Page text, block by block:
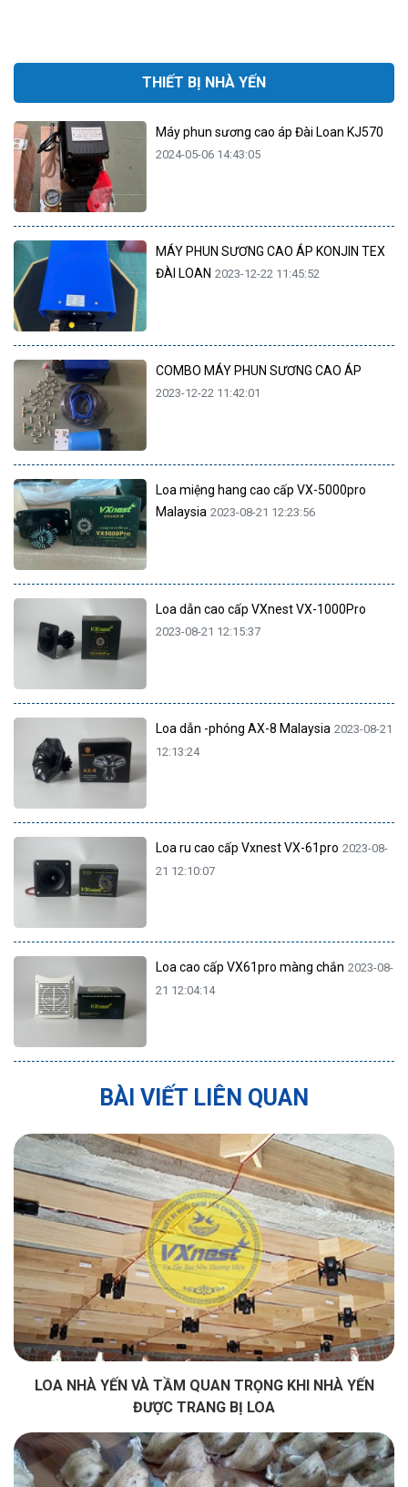
THIẾT BỊ NHÀ YẾN
Máy phun sương cao áp Đài Loan KJ570
2024-05-06 14:43:05
MÁY PHUN SƯƠNG CAO ÁP KONJIN TEX
ĐÀI LOAN 2023-12-22 11:45:52
COMBO MÁY PHUN SƯƠNG CAO ÁP
2023-12-22 11:42:01
Loa miệng hang cao cấp VX-5000pro
Malaysia 2023-08-21 12:23:56
Loa dẫn cao cấp VXnest VX-1000Pro
2023-08-21 12:15:37
Loa dẫn -phóng AX-8 Malaysia 2023-08-21
12:13:24
Loa ru cao cấp Vxnest VX-61pro 2023-08-
21 12:10:07
Loa cao cấp VX61pro màng chắn 2023-08-
21 12:04:14
BÀI VIẾT LIÊN QUAN
LOA NHÀ YẾN VÀ TẦM QUAN TRỌNG KHI NHÀ YẾN
ĐƯỢC TRANG BỊ LOA